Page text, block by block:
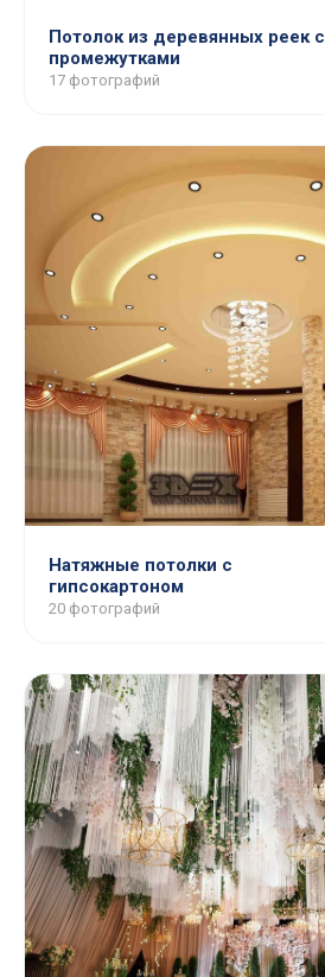
Потолок из деревянных реек с
промежутками
17 фотографий
Натяжные потолки с
гипсокартоном
20 фотографий